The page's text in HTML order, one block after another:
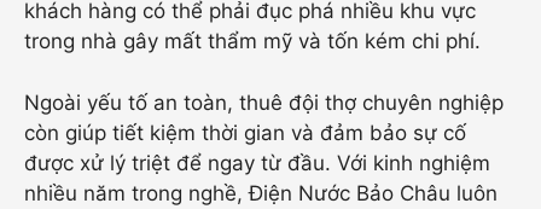
khách hàng có thể phải đục phá nhiều khu vực
trong nhà gây mất thẩm mỹ và tốn kém chi phí.
Ngoài yếu tố an toàn, thuê đội thợ chuyên nghiệp
còn giúp tiết kiệm thời gian và đảm bảo sự cố
được xử lý triệt để ngay từ đầu. Với kinh nghiệm
nhiều năm trong nghề, Điện Nước Bảo Châu luôn